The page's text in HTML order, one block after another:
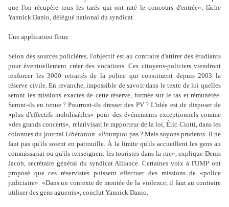
que l'on récupère tous les tarés qui ont raté le concours d'entrée», lâche
Yannick Danio, délégué national du syndicat.
Une application floue
Selon des sources policières, l'objectif est au contraire d'attirer des étudiants
pour éventuellement créer des vocations. Ces citoyens-policiers viendront
renforcer les 3000 retraités de la police qui constituent depuis 2003 la
réserve civile. En revanche, impossible de savoir dans le texte de loi quelles
seront les missions exactes de cette réserve, formée sur le tas et rémunérée.
Seront-ils en tenue ? Pourront-ils dresser des PV ? L'idée est de disposer de
«plus d'effectifs mobilisables» pour des événements exceptionnels comme
«des grands concerts», relativisait le rapporteur de la loi, Éric Ciotti, dans les
colonnes du journal Libération. «Pourquoi pas ? Mais soyons prudents. Il ne
faut pas qu'ils soient en patrouille. À la limite qu'ils accueillent les gens au
commissariat ou qu'ils renseignent les touristes dans la rue», explique Denis
Jacob, secrétaire général du syndicat Alliance. Certaines voix à l'UMP ont
proposé que ces réservistes puissent effectuer des missions de «police
judiciaire». «Dans un contexte de montée de la violence, il faut au contraire
utiliser des gens aguerris», conclut Yannick Danio.